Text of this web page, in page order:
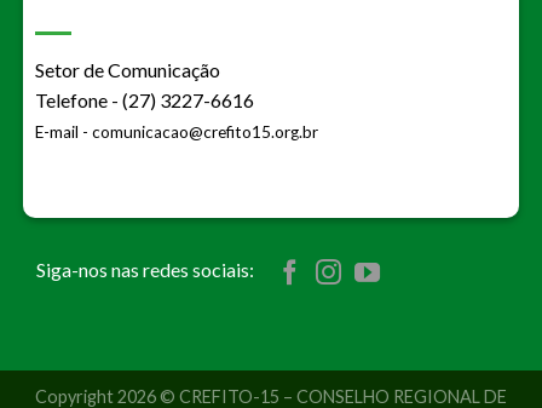
Setor de Comunicação
Telefone - (27) 3227-6616
E-mail - comunicacao@crefito15.org.br
Siga-nos nas redes sociais:
Copyright 2026 © CREFITO-15 – CONSELHO REGIONAL DE